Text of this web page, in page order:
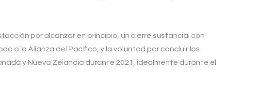
por alcanzar en principio, un cierre sustancial con
a la Alianza del Pacífico, y la voluntad por concluir los
y Nueva Zelandia durante 2021, idealmente durante el